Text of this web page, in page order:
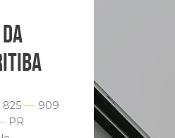
825 —909
PR